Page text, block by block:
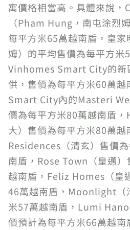
寓價格相當高。具體來說
（Pham Hung，南屯涂烈
每平方米65萬越南盾，皇家
姆）的平均售價為每平方米
Vinhomes Smart City的新
供，售價為每平方米60萬
Smart City內的Masteri
價為每平方米80萬越南盾
大）售價為每平方米80萬
Residences（清玄）售價
南盾，Rose Town（皇邁
越南盾，Feliz Homes（皇
46萬越南盾，Moonlight（
米57萬越南盾，Lumi
價預計為每平方米66萬越